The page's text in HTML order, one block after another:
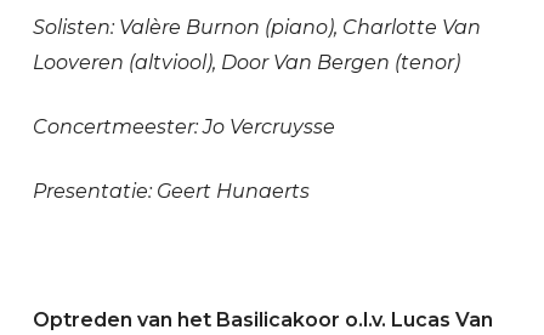
Solisten: Valère Burnon (piano), Charlotte Van
Looveren (altviool), Door Van Bergen (tenor)
Concertmeester: Jo Vercruysse
Presentatie: Geert Hunaerts
Optreden van het Basilicakoor o.l.v. Lucas Van